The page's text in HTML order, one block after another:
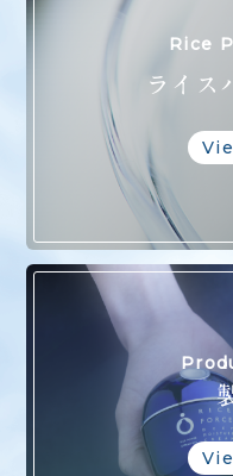
Rice
ライス